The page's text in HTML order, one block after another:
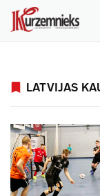
LATVIJAS